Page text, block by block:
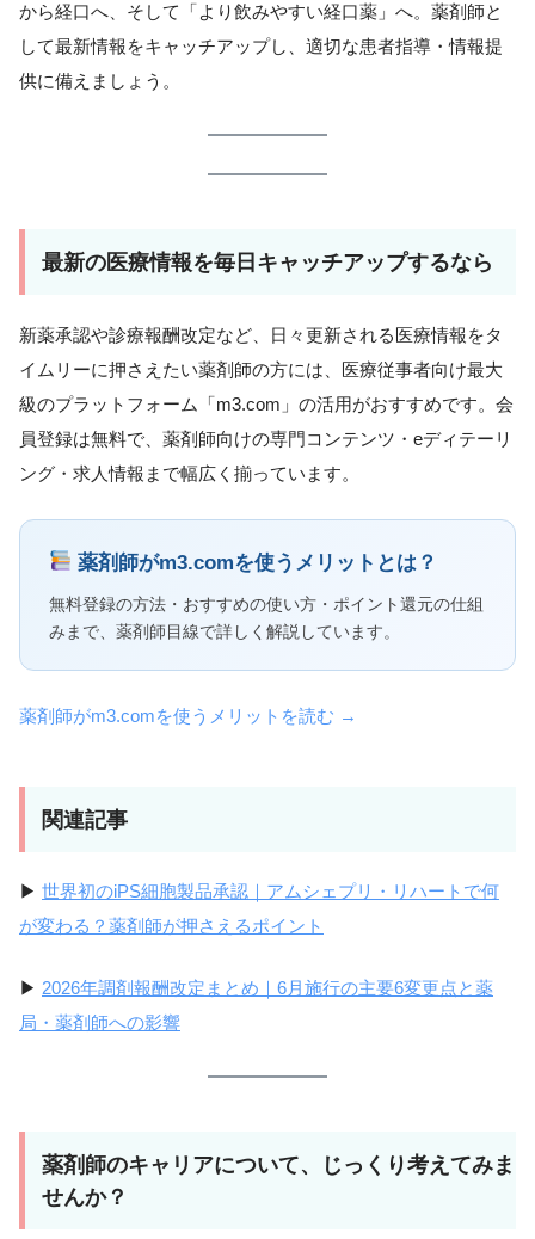
から経口へ、そして「より飲みやすい経口薬」へ。薬剤師と
して最新情報をキャッチアップし、適切な患者指導・情報提
供に備えましょう。
最新の医療情報を毎日キャッチアップするなら
新薬承認や診療報酬改定など、日々更新される医療情報をタ
イムリーに押さえたい薬剤師の方には、医療従事者向け最大
級のプラットフォーム「m3.com」の活用がおすすめです。会
員登録は無料で、薬剤師向けの専門コンテンツ・eディテーリ
ング・求人情報まで幅広く揃っています。
薬剤師がm3.comを使うメリットとは？
無料登録の方法・おすすめの使い方・ポイント還元の仕組
みまで、薬剤師目線で詳しく解説しています。
薬剤師がm3.comを使うメリットを読む →
関連記事
▶ 世界初のiPS細胞製品承認｜アムシェプリ・リハートで何
が変わる？薬剤師が押さえるポイント
▶ 2026年調剤報酬改定まとめ｜6月施行の主要6変更点と薬
局・薬剤師への影響
薬剤師のキャリアについて、じっくり考えてみま
せんか？